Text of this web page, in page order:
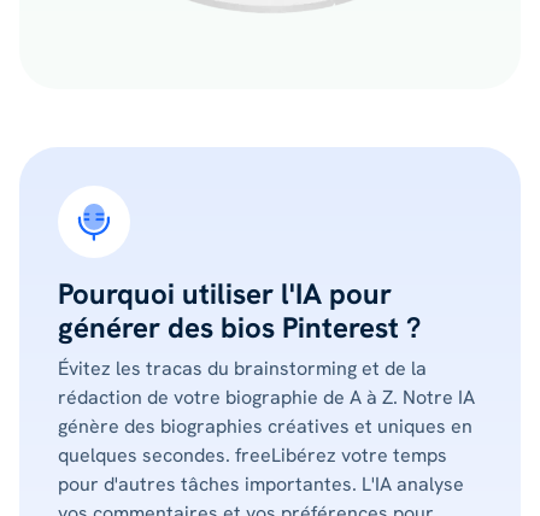
Pourquoi utiliser l'IA pour
générer des bios Pinterest ?
Évitez les tracas du brainstorming et de la
rédaction de votre biographie de A à Z. Notre IA
génère des biographies créatives et uniques en
quelques secondes. freeLibérez votre temps
pour d'autres tâches importantes. L'IA analyse